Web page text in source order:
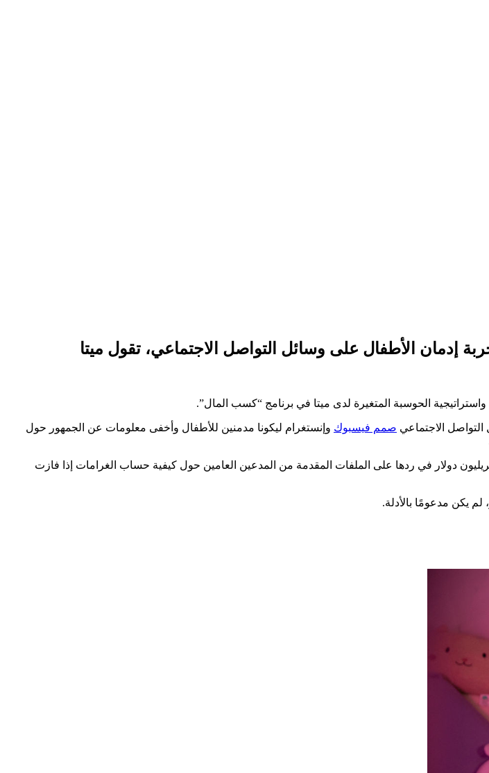
الحوسبة المتغيرة لدى ميتا في برنامج “كسب المال”.
صمم فيسبوك وإنستغرام ليكونا مدمنين للأطفال وأخفى معلومات عن الجمهور حول
دولار في ردها على الملفات المقدمة من المدعين العامين حول كيفية حساب الغرامات إذا فازت